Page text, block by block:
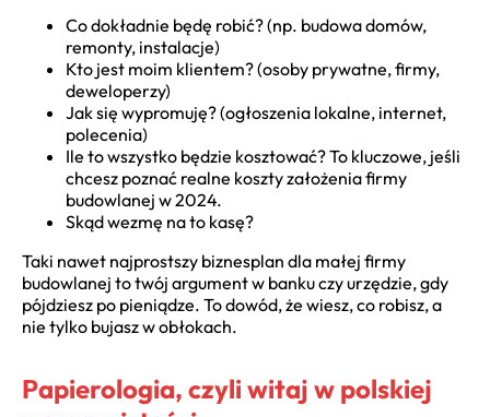
Co dokładnie będę robić? (np. budowa domów,
remonty, instalacje)
Kto jest moim klientem? (osoby prywatne, firmy,
deweloperzy)
Jak się wypromuję? (ogłoszenia lokalne, internet,
polecenia)
Ile to wszystko będzie kosztować? To kluczowe, jeśli
chcesz poznać realne koszty założenia firmy
budowlanej w 2024.
Skąd wezmę na to kasę?
Taki nawet najprostszy biznesplan dla małej firmy
budowlanej to twój argument w banku czy urzędzie, gdy
pójdziesz po pieniądze. To dowód, że wiesz, co robisz, a
nie tylko bujasz w obłokach.
Papierologia, czyli witaj w polskiej